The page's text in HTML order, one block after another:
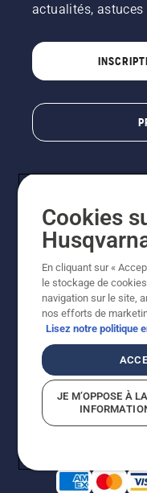
actualités, astuces
© Husqvarna AB
indiqués sont des
contractuelles.
vente recommandés
Conditions
Égalité hommes
Cookies
En cliquant sur «
le stockage de
navigation sur le site,
nos efforts de
Lisez notre politique
JE M’OPPOSE À